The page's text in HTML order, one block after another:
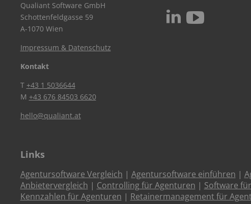
Qualiant Software GmbH
Schottenfeldgasse 59
A-1070 Wien
Impressum & Datenschutz
Kontakt
T +43 1 5036644
M +43 676 84503 6620
hello@qualiant.at
N c
Links
Agentursoftware Vergleich | Agentursoftware einführen |
Anbietervergleich | Controlling für Agenturen | Software
Kennzahlen für Agenturen | Retainermanagement für